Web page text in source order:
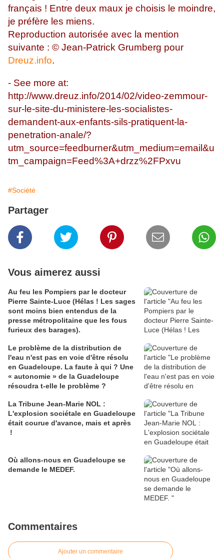
français ! Entre deux maux je choisis le moindre,
je préfère les miens.
Reproduction autorisée avec la mention
suivante : © Jean-Patrick Grumberg pour
Dreuz.info.
- See more at:
http://www.dreuz.info/2014/02/video-zemmour-
sur-le-site-du-ministere-les-socialistes-
demandent-aux-enfants-sils-pratiquent-la-
penetration-anale/?
utm_source=feedburner&utm_medium=email&u
tm_campaign=Feed%3A+drzz%2FPxvu
#Société
Partager
Vous aimerez aussi
Au feu les Pompiers par le docteur
Pierre Sainte-Luce (Hélas ! Les sages
sont moins bien entendus de la
presse métropolitaine que les fous
furieux des barages).
Le problème de la distribution de
l'eau n'est pas en voie d'être résolu
en Guadeloupe. La faute à qui ? Une
« autonomie » de la Guadeloupe
résoudra t-elle le problème ?
La Tribune Jean-Marie NOL :
L'explosion sociétale en Guadeloupe
était courue d'avance, mais et après
!
Où allons-nous en Guadeloupe se
demande le MEDEF.
Commentaires
Ajouter un commentaire